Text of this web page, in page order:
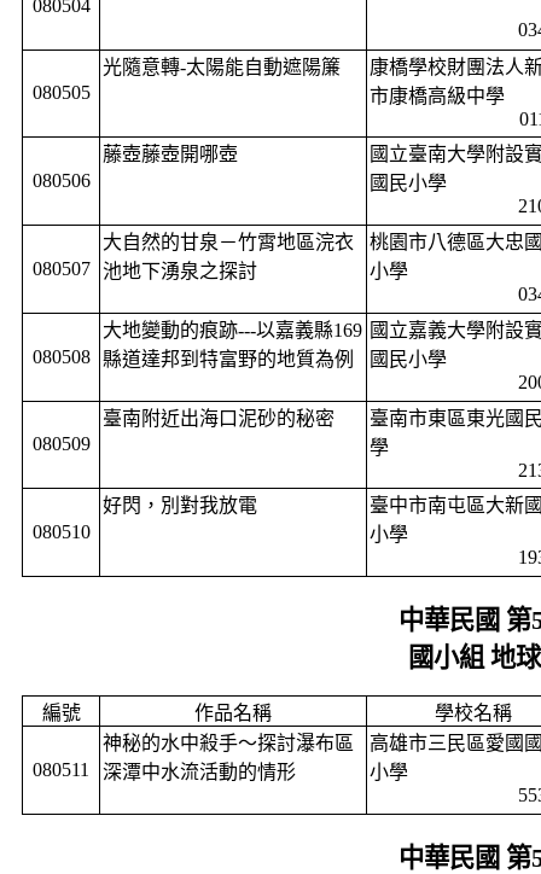
080504
080505
光隨意轉-太陽能自動遮陽簾
康橋學校財團法人
市康橋高級中學
080506
藤壺藤壺開哪壺
國立臺南大學附設
國民小學
080507
大自然的甘泉－竹霄地區浣衣
池地下湧泉之探討
桃園市八德區大忠
小學
080508
大地變動的痕跡---以嘉義縣169
縣道達邦到特富野的地質為例
國立嘉義大學附設
國民小學
080509
臺南附近出海口泥砂的秘密
臺南市東區東光國
學
080510
好閃，別對我放電
臺中市南屯區大新
小學
中華民國 第
國小組 地
編號 作品名稱 學校名稱
080511
神秘的水中殺手～探討瀑布區
深潭中水流活動的情形
高雄市三民區愛國
小學
中華民國 第